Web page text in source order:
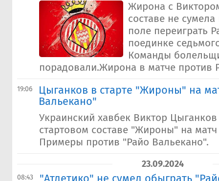
Жирона с
составе не
поле переиграть
поединке
Команды
порадовали.Жирона в матче против
19:06
Цыганков в старте "Жироны" на
Вальекано"
Украинский хавбек Виктор
стартовом составе "Жироны" на матч
Примеры против "Райо Вальекано".
23.09.2024
08:43